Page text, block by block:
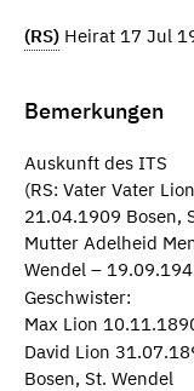
(RS) Heirat 17 Jul
Bemerkungen
Auskunft des ITS
(RS: Vater Vater
21.04.1909 Bosen,
Mutter Adelheid
Wendel –
Geschwister:
Max Lion
David Lion
Bosen, St. Wendel